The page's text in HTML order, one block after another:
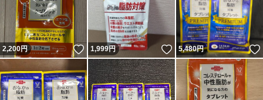
2,200円 いいね！
1,999円 いいね！
5,480円